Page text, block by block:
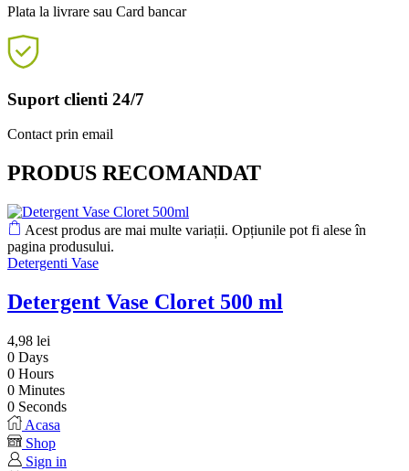
Plata la livrare sau Card bancar
Suport clienti 24/7
Contact prin email
PRODUS RECOMANDAT
Acest produs are mai multe variații. Opțiunile pot fi alese în
pagina produsului.
Detergenti Vase
Detergent Vase Cloret 500 ml
4,98 lei
0 Days
0 Hours
0 Minutes
0 Seconds
Acasa
Shop
Sign in